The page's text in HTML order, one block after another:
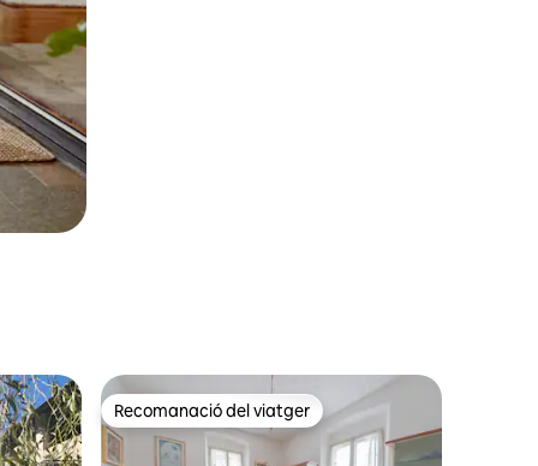
Recomanació del viatger
Recomanació del viatger